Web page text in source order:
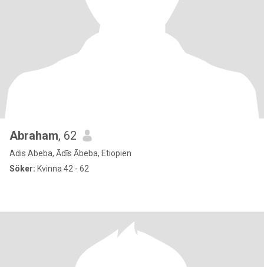
Abraham, 62
Adis Abeba, Ādīs Ābeba, Etiopien
Söker: Kvinna 42 - 62